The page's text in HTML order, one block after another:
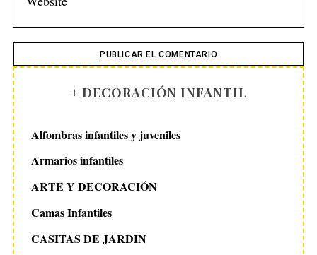
+ DECORACIÓN INFANTIL
Alfombras infantiles y juveniles
Armarios infantiles
ARTE Y DECORACIÓN
Camas Infantiles
CASITAS DE JARDIN